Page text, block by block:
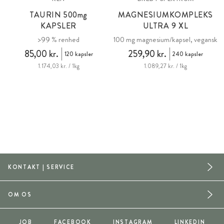
TAURIN 500mg
KAPSLER
>99 % renhed
85,00 kr.
120 kapsler
1.174,03 kr. / 1kg
MAGNESIUMKOMPLEKS
ULTRA 9 XL
100 mg magnesium/kapsel, vegansk
259,90 kr.
240 kapsler
1.089,27 kr. / 1kg
KONTAKT | SERVICE
OM OS
JOB FACEBOOK INSTAGRAM LINKEDIN